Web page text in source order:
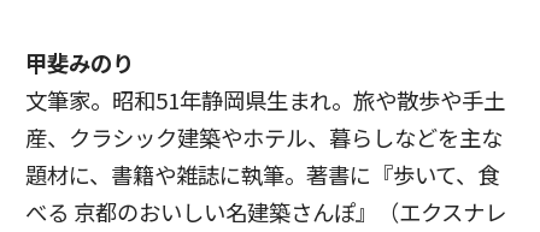
甲斐みのり
文筆家。昭和51年静岡県生まれ。旅や散歩や手土
産、クラシック建築やホテル、暮らしなどを主な
題材に、書籍や雑誌に執筆。著書に『歩いて、食
べる 京都のおいしい名建築さんぽ』（エクスナレ